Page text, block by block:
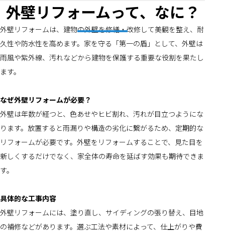
外壁リフォームって、なに？
外壁リフォームは、建物の外壁を修繕・改修して美観を整え、耐
久性や防水性を高めます。家を守る「第一の盾」として、外壁は
雨風や紫外線、汚れなどから建物を保護する重要な役割を果たし
ます。
なぜ外壁リフォームが必要？
外壁は年数が経つと、色あせやヒビ割れ、汚れが目立つようにな
ります。放置すると雨漏りや構造の劣化に繋がるため、定期的な
リフォームが必要です。外壁をリフォームすることで、見た目を
新しくするだけでなく、家全体の寿命を延ばす効果も期待できま
す。
具体的な工事内容
外壁リフォームには、塗り直し、サイディングの張り替え、目地
の補修などがあります。選ぶ工法や素材によって、仕上がりや費